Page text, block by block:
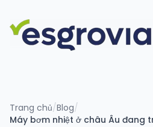
Trang chủ/Blog/